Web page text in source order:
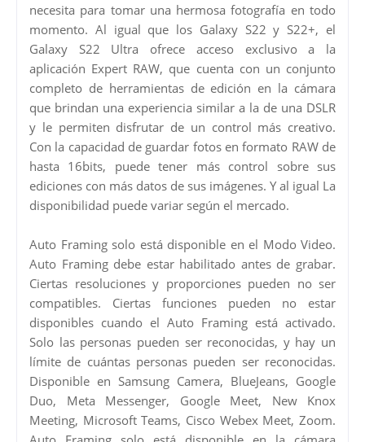
necesita para tomar una hermosa fotografía en todo
momento. Al igual que los Galaxy S22 y S22+, el
Galaxy S22 Ultra ofrece acceso exclusivo a la
aplicación Expert RAW, que cuenta con un conjunto
completo de herramientas de edición en la cámara
que brindan una experiencia similar a la de una DSLR
y le permiten disfrutar de un control más creativo.
Con la capacidad de guardar fotos en formato RAW de
hasta 16bits, puede tener más control sobre sus
ediciones con más datos de sus imágenes. Y al igual La
disponibilidad puede variar según el mercado.
Auto Framing solo está disponible en el Modo Video.
Auto Framing debe estar habilitado antes de grabar.
Ciertas resoluciones y proporciones pueden no ser
compatibles. Ciertas funciones pueden no estar
disponibles cuando el Auto Framing está activado.
Solo las personas pueden ser reconocidas, y hay un
límite de cuántas personas pueden ser reconocidas.
Disponible en Samsung Camera, BlueJeans, Google
Duo, Meta Messenger, Google Meet, New Knox
Meeting, Microsoft Teams, Cisco Webex Meet, Zoom.